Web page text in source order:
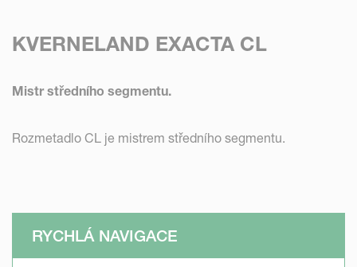
KVERNELAND EXACTA CL
Mistr středního segmentu.
Rozmetadlo CL je mistrem středního segmentu.
RYCHLÁ NAVIGACE